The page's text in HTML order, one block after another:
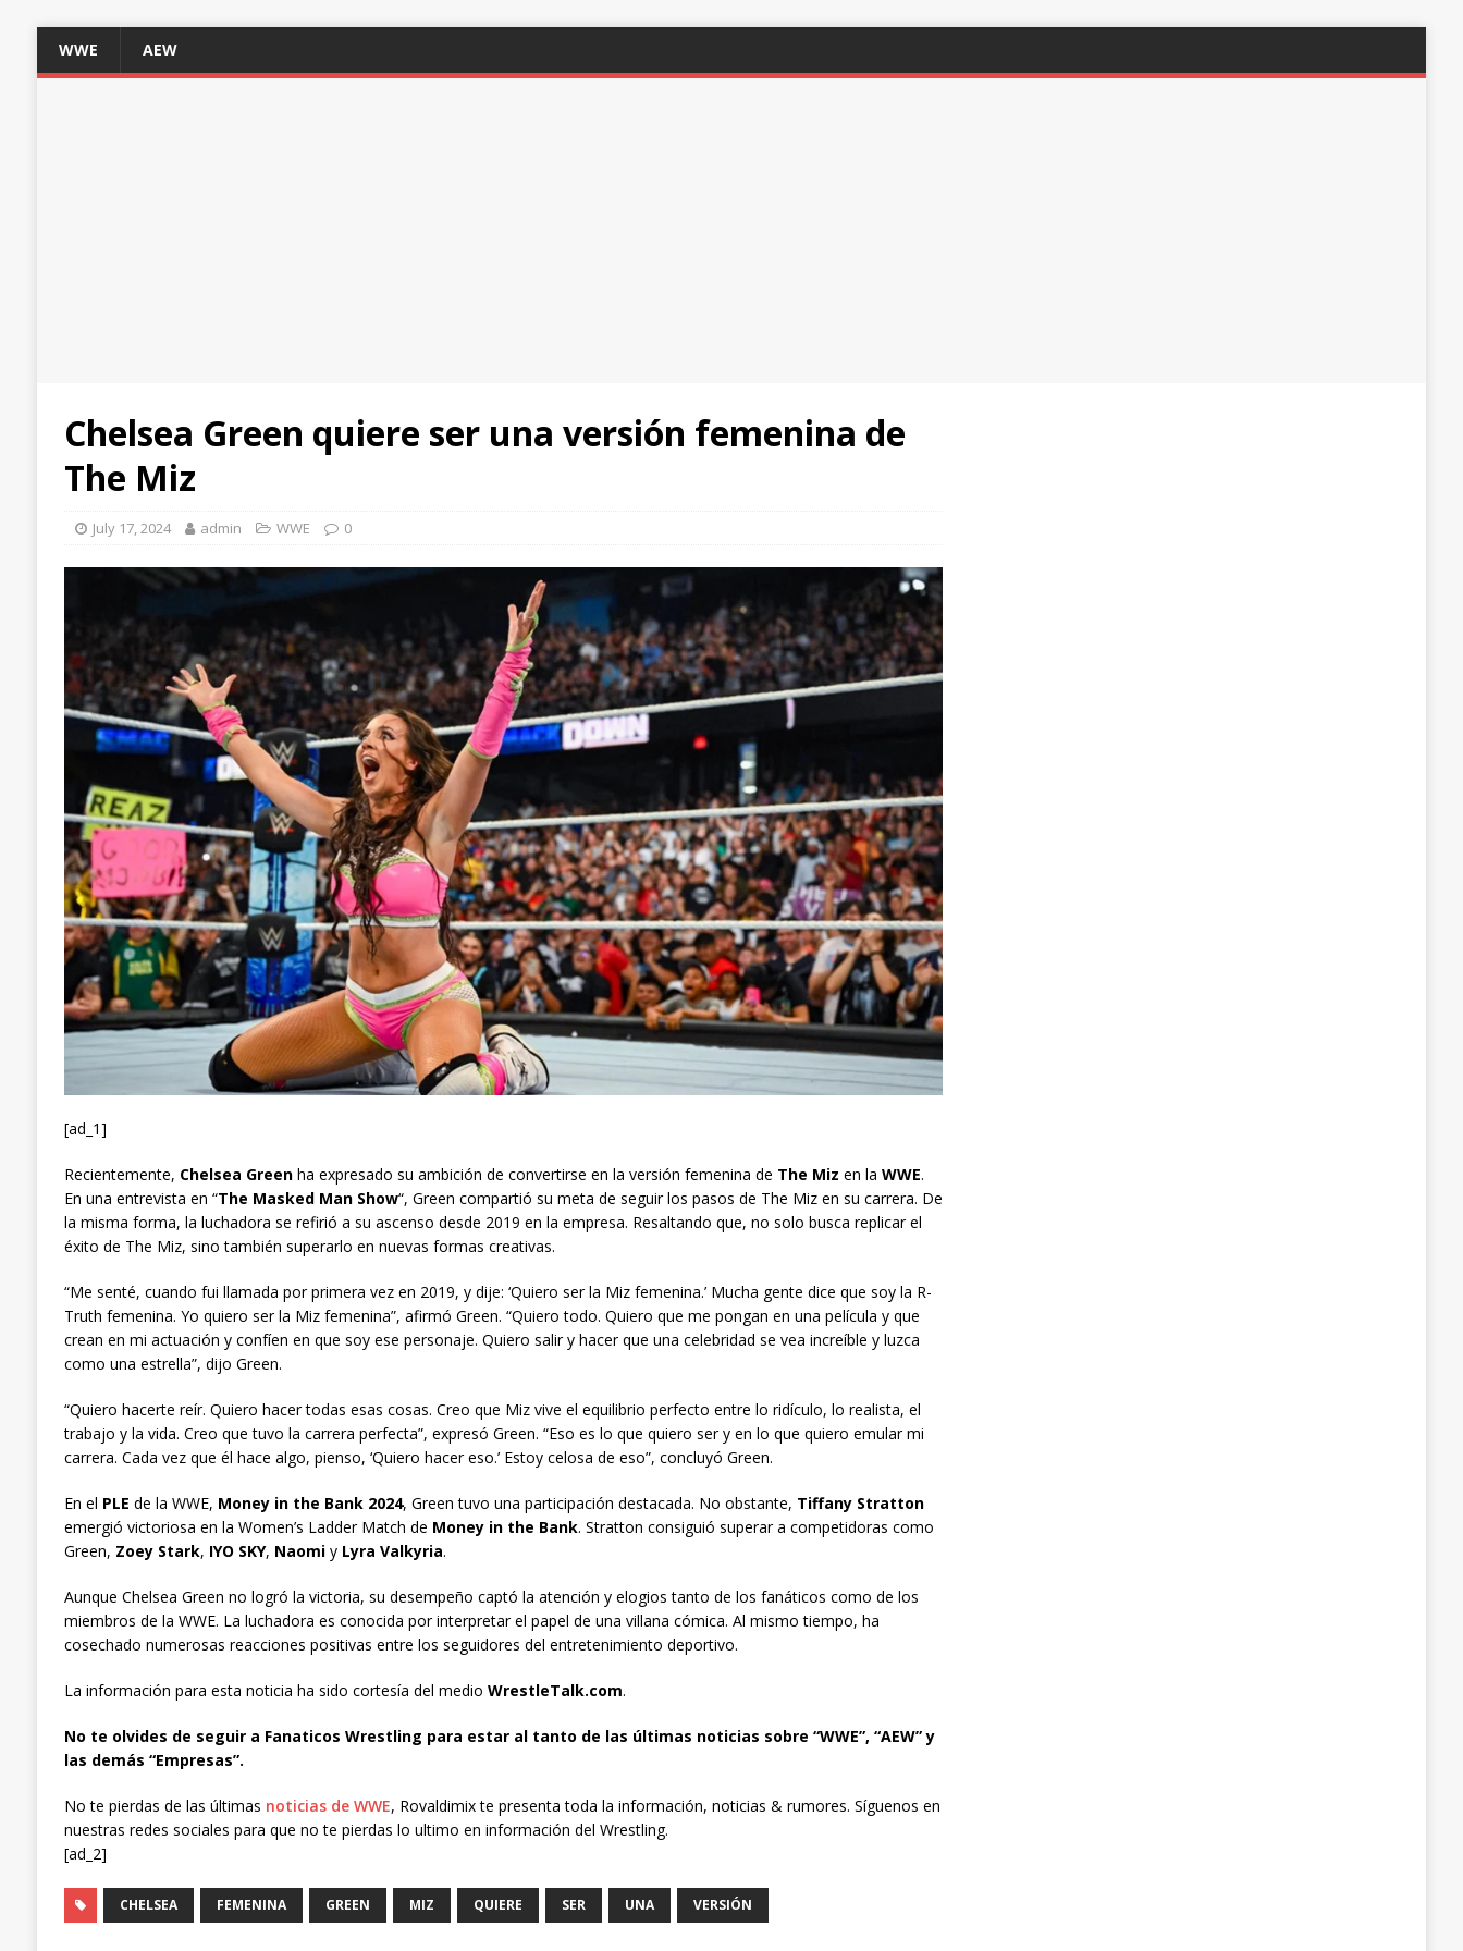
WWE AEW
Chelsea Green quiere ser una versión femenina de
The Miz
July 17, 2024 admin WWE 0
[ad_1]
Recientemente, Chelsea Greenha expresado su ambición de convertirse en la versión femenina de The Miz en la WWE.
En una entrevista en “The Masked Man Show“, Green compartió su meta de seguir los pasos de The Miz en su carrera. De
la misma forma, la luchadora se refirió a su ascenso desde 2019 en la empresa. Resaltando que, no solo busca replicar el
éxito de The Miz, sino también superarlo en nuevas formas creativas.
“Me senté, cuando fui llamada por primera vez en 2019, y dije: ‘Quiero ser la Miz femenina.’ Mucha gente dice que soy la R-
Truth femenina. Yo quiero ser la Miz femenina”, afirmó Green. “Quiero todo. Quiero que me pongan en una película y que
crean en mi actuación y confíen en que soy ese personaje. Quiero salir y hacer que una celebridad se vea increíble y luzca
como una estrella”, dijo Green.
“Quiero hacerte reír. Quiero hacer todas esas cosas. Creo que Miz vive el equilibrio perfecto entre lo ridículo, lo realista, el
trabajo y la vida. Creo que tuvo la carrera perfecta”, expresó Green. “Eso es lo que quiero ser y en lo que quiero emular mi
carrera. Cada vez que él hace algo, pienso, ‘Quiero hacer eso.’ Estoy celosa de eso”, concluyó Green.
En el PLE de la WWE, Money in the Bank 2024, Green tuvo una participación destacada. No obstante, Tiffany Stratton
emergió victoriosa en la Women’s Ladder Match de Money in the Bank. Stratton consiguió superar a competidoras como
Green, Zoey Stark, IYO SKY, Naomiy Lyra Valkyria.
Aunque Chelsea Green no logró la victoria, su desempeño captó la atención y elogios tanto de los fanáticos como de los
miembros de la WWE. La luchadora es conocida por interpretar el papel de una villana cómica. Al mismo tiempo, ha
cosechado numerosas reacciones positivas entre los seguidores del entretenimiento deportivo.
La información para esta noticia ha sido cortesía del medio WrestleTalk.com.
No te olvides de seguir a Fanaticos Wrestling para estar al tanto de las últimas noticias sobre “WWE”, “AEW” y
las demás “Empresas”.
No te pierdas de las últimas noticias de WWE, Rovaldimix te presenta toda la información, noticias & rumores. Síguenos en
nuestras redes sociales para que no te pierdas lo ultimo en información del Wrestling.
[ad_2]
CHELSEA FEMENINA GREEN MIZ QUIERE SER UNA VERSIÓN